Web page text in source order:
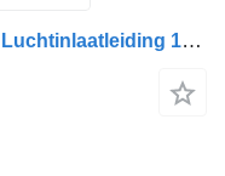
Шланг воздухозаборника DAF Luchtinlaatleiding 1638014 / 1699477 / 1371830 для грузовика DAF 85 CF EURO 5